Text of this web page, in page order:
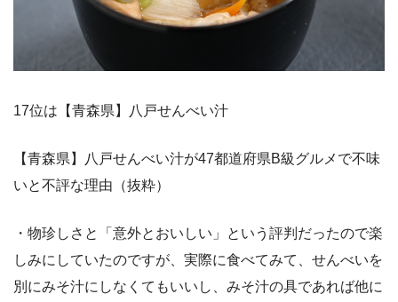
17位は【青森県】八戸せんべい汁
【青森県】八戸せんべい汁が47都道府県B級グルメで不味
いと不評な理由（抜粋）
・物珍しさと「意外とおいしい」という評判だったので楽
しみにしていたのですが、実際に食べてみて、せんべいを
別にみそ汁にしなくてもいいし、みそ汁の具であれば他に